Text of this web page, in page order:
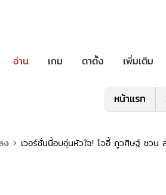
อ่าน เกม ตาตั้ง เพิ่มเติม
หน้าแรก
ง เวอร์ชั่นนี้อบอุ่นหัวใจ! โจอี้ ภูวศิษฐ์ ชว